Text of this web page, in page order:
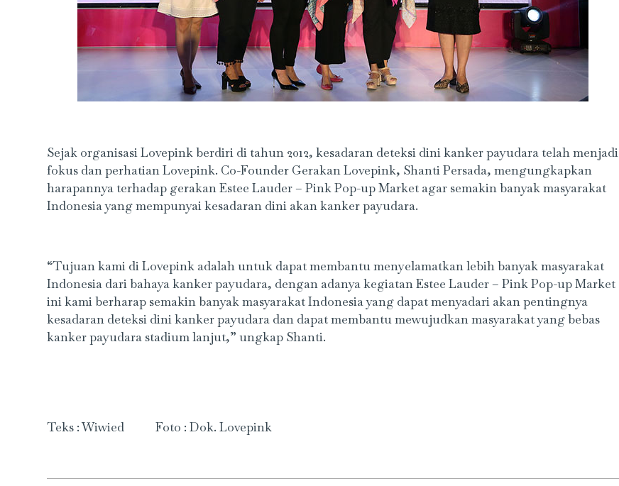
Sejak organisasi Lovepink berdiri di tahun 2012, kesadaran deteksi dini kanker payudara telah menjadi
fokus dan perhatian Lovepink. Co-Founder Gerakan Lovepink, Shanti Persada, mengungkapkan
harapannya terhadap gerakan Estee Lauder – Pink Pop-up Market agar semakin banyak masyarakat
Indonesia yang mempunyai kesadaran dini akan kanker payudara.
“Tujuan kami di Lovepink adalah untuk dapat membantu menyelamatkan lebih banyak masyarakat
Indonesia dari bahaya kanker payudara, dengan adanya kegiatan Estee Lauder – Pink Pop-up Market
ini kami berharap semakin banyak masyarakat Indonesia yang dapat menyadari akan pentingnya
kesadaran deteksi dini kanker payudara dan dapat membantu mewujudkan masyarakat yang bebas
kanker payudara stadium lanjut,” ungkap Shanti.
Teks : Wiwied Foto : Dok. Lovepink